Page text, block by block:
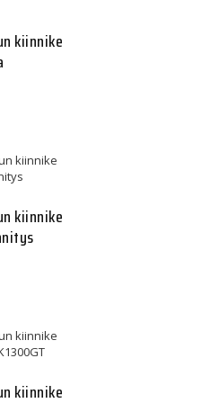
kiinnike
kiinnike
kiinnike